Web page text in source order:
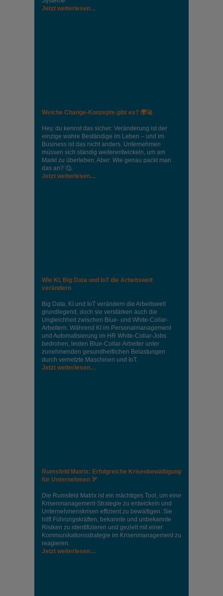
Jetzt weiterlesen…
Welche Change-Konzepte gibt es? 🌍🚀
Hey, du kennst das sicher: Veränderung ist der
einzige wahre Beständige im Leben – und im
Business ist das nicht anders. Unternehmen
müssen sich ständig weiterentwickeln, um am
Markt zu überleben. Aber: Wie genau packt man
das an? 🤔.
Jetzt weiterlesen…
Wie KI, Big Data und IoT die Arbeitswelt
verändern
Big Data, KI und IoT verändern die Arbeitswelt
grundlegend, doch sie verstärken auch die
Ungleichheit zwischen Blue- und White-Collar-
Arbeitern. Während KI im Personalmanagement
und Automatisierung im HR White-Collar-Jobs
bedrohen, leiden Blue-Collar-Arbeiter unter
zunehmenden gesundheitlichen Belastungen
durch vernetzte Maschinen und IoT.
Jetzt weiterlesen…
Rumsfeld Matrix: Erfolgreiche Krisenbewältigung
für Unternehmen 🏹
Die Rumsfeld Matrix ist ein mächtiges Tool, um eine
Krisenmanagement-Strategie zu entwickeln und
Unternehmenskrisen effizient zu bewältigen. Sie
hilft Führungskräften, bekannte und unbekannte
Risiken zu identifizieren und gezielt mit einer
Kommunikationsstrategie im Krisenmanagement zu
reagieren.
Jetzt weiterlesen…